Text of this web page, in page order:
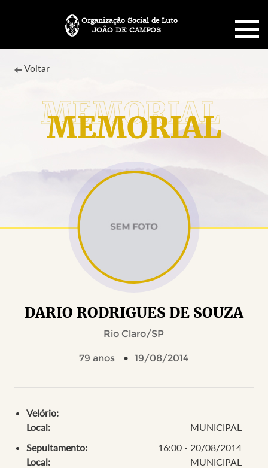
JOÃO DE CAMPOS
Organização Social de Luto
SOBRE NÓS
PLANO FUNERÁRIO
MENSAGENS
MEMORIAL
Voltar
DARIO RODRIGUES DE SOUZA
Rio Claro/SP
79 anos 19/08/2014
Velório:
-
Local:
MUNICIPAL
Sepultamento:
16:00 - 20/08/2014
Local:
MUNICIPAL